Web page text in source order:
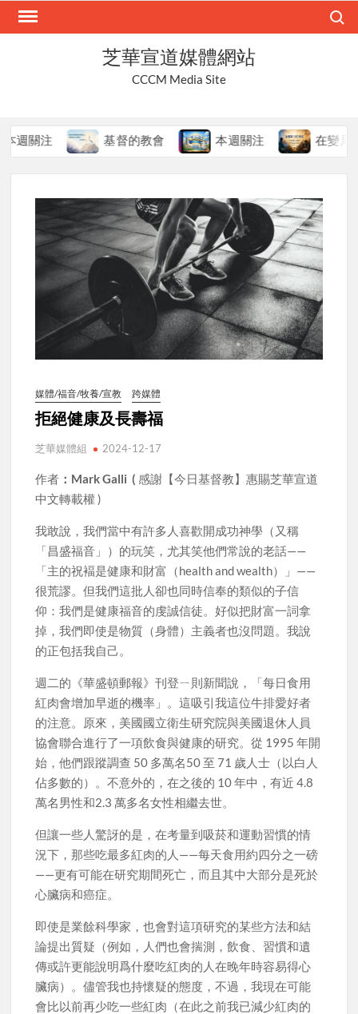
Skip
芝華宣道媒體網站
CCCM Media Site
注 基督的教會 本週關注 在變局中持守
媒體/福音/牧養/宣教 跨媒體
拒絕健康及長壽福
芝華媒體組 2024-12-17
作者 ：Mark Galli ( 感謝【今日基督教】惠賜芝華宣道
中文轉載權 )
我敢說，我們當中有許多人喜歡開成功神學（又稱
「昌盛福音」）的玩笑，尤其笑他們常說的老話——
「主的祝褔是健康和財富（health and wealth）」——
很荒謬。但我們這批人卻也同時信奉的類似的子信
仰：我們是健康福音的虔誠信徒。好似把財富一詞拿
掉，我們即使是物質（身體）主義者也沒問題。我說
的正包括我自己。
週二的《華盛頓郵報》刊登ㄧ則新聞說，「每日食用
紅肉會增加早逝的機率」。這吸引我這位牛排愛好者
的注意。原來，美國國立衛生研究院與美國退休人員
協會聯合進行了一項飲食與健康的研究。從 1995 年開
始，他們跟蹤調查 50 多萬名50 至 71 歲人士（以白人
佔多數的）。不意外的，在之後的 10 年中，有近 4.8
萬名男性和2.3 萬多名女性相繼去世。
但讓一些人驚訝的是，在考量到吸菸和運動習慣的情
況下，那些吃最多紅肉的人——每天食用約四分之一磅
——更有可能在研究期間死亡，而且其中大部分是死於
心臟病和癌症。
即使是業餘科學家，也會對這項研究的某些方法和結
論提出質疑（例如，人們也會揣測，飲食、習慣和遺
傳或許更能說明爲什麼吃紅肉的人在晚年時容易得心
臟病）。儘管我也持懷疑的態度，不過，我現在可能
會比以前再少吃一些紅肉（在此之前我已減少紅肉的